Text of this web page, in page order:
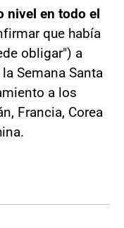
nivel en todo el
que había
obligar") a
Semana Santa
a los
Francia, Corea